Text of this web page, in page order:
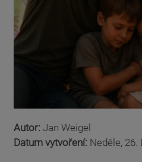
Autor: Jan Weigel
Datum vytvoření: Neděle, 26.